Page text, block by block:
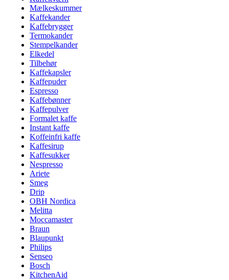
Mælkeskummer
Kaffekander
Kaffebrygger
Termokander
Stempelkander
Elkedel
Tilbehør
Kaffekapsler
Kaffepuder
Espresso
Kaffebønner
Kaffepulver
Formalet kaffe
Instant kaffe
Koffeinfri kaffe
Kaffesirup
Kaffesukker
Nespresso
Ariete
Smeg
Drip
OBH Nordica
Melitta
Moccamaster
Braun
Blaupunkt
Philips
Senseo
Bosch
KitchenAid